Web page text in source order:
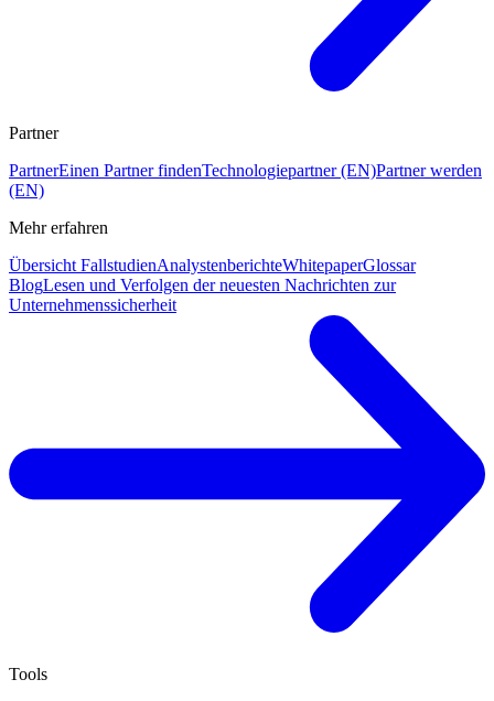
Partner
PartnerEinen Partner findenTechnologiepartner (EN)Partner werden
(EN)
Mehr erfahren
Übersicht FallstudienAnalystenberichteWhitepaperGlossar
BlogLesen und Verfolgen der neuesten Nachrichten zur
Unternehmenssicherheit
Tools